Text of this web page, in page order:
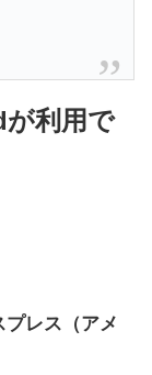
が利用で
レス（アメ